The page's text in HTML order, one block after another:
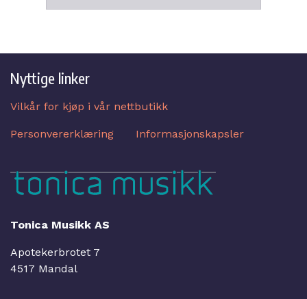
Nyttige linker
Vilkår for kjøp i vår nettbutikk
Personvererklæring Informasjonskapsler
Tonica Musikk AS
Apotekerbrotet 7
4517 Mandal